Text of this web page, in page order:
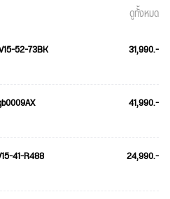
ดูทั้งหมด
52-73BK 31,990.-
41,990.-
41-R488 24,990.-